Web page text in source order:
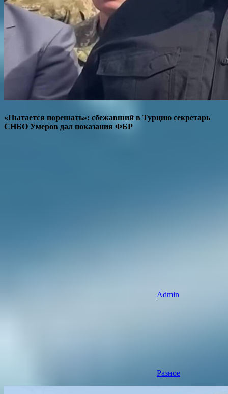
«Пытается порешать»: сбежавший в Турцию секретарь
СНБО Умеров дал показания ФБР
Admin
Разное